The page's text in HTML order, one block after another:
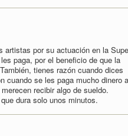
artistas por su actuación en la
paga, por el beneficio de que la
tienes razón cuando dices
cuando se les paga mucho dinero a
recibir algo de sueldo.
dura solo unos minutos.